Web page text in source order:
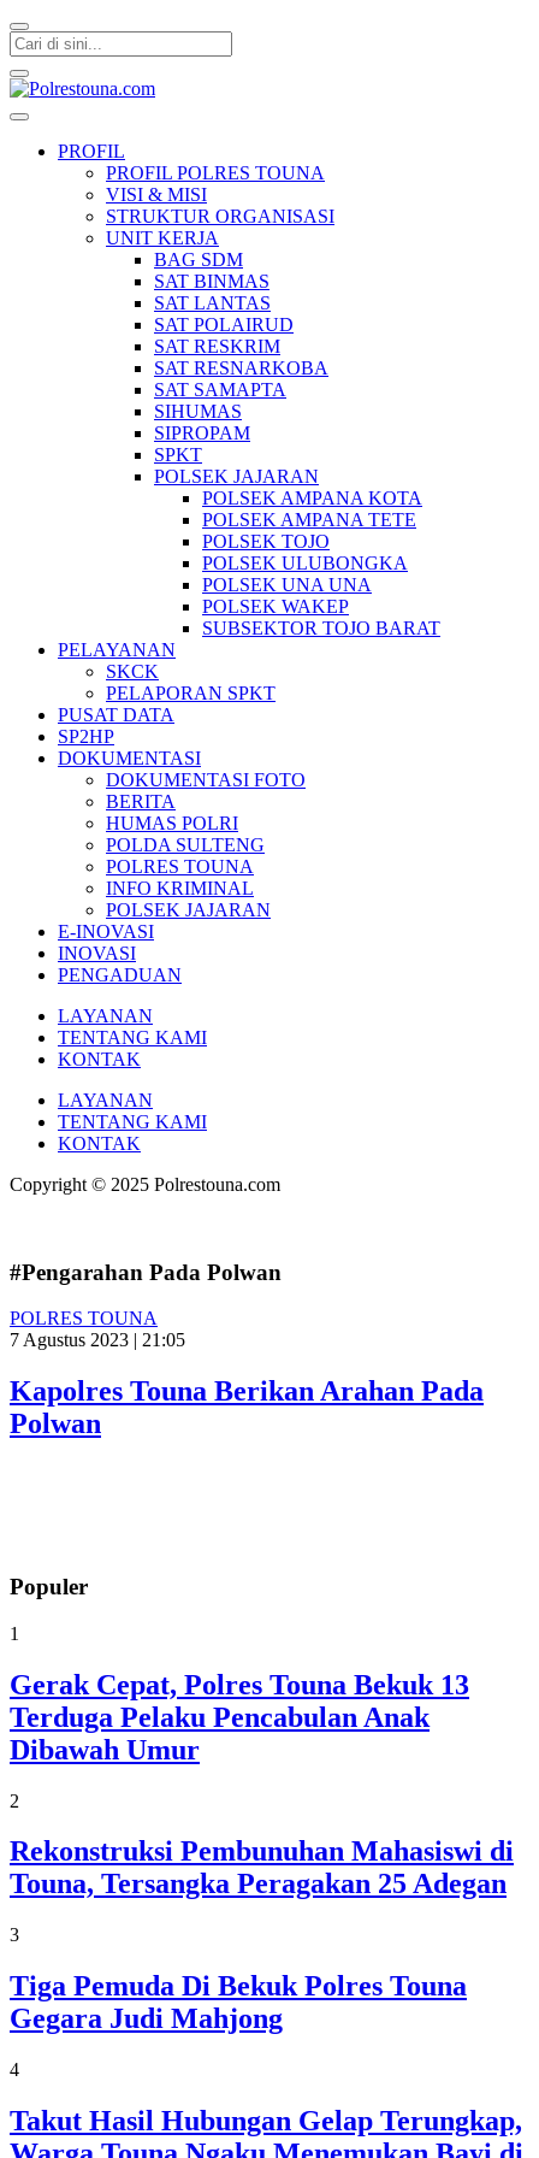
PROFIL
PROFIL POLRES TOUNA
VISI & MISI
STRUKTUR ORGANISASI
UNIT KERJA
BAG SDM
SAT BINMAS
SAT LANTAS
SAT POLAIRUD
SAT RESKRIM
SAT RESNARKOBA
SAT SAMAPTA
SIHUMAS
SIPROPAM
SPKT
POLSEK JAJARAN
POLSEK AMPANA KOTA
POLSEK AMPANA TETE
POLSEK TOJO
POLSEK ULUBONGKA
POLSEK UNA UNA
POLSEK WAKEP
SUBSEKTOR TOJO BARAT
PELAYANAN
SKCK
PELAPORAN SPKT
PUSAT DATA
SP2HP
DOKUMENTASI
DOKUMENTASI FOTO
BERITA
HUMAS POLRI
POLDA SULTENG
POLRES TOUNA
INFO KRIMINAL
POLSEK JAJARAN
E-INOVASI
INOVASI
PENGADUAN
LAYANAN
TENTANG KAMI
KONTAK
LAYANAN
TENTANG KAMI
KONTAK
Copyright © 2025 Polrestouna.com
#Pengarahan Pada Polwan
POLRES TOUNA
7 Agustus 2023 | 21:05
Kapolres Touna Berikan Arahan Pada
Polwan
Populer
1
Gerak Cepat, Polres Touna Bekuk 13
Terduga Pelaku Pencabulan Anak
Dibawah Umur
2
Rekonstruksi Pembunuhan Mahasiswi di
Touna, Tersangka Peragakan 25 Adegan
3
Tiga Pemuda Di Bekuk Polres Touna
Gegara Judi Mahjong
4
Takut Hasil Hubungan Gelap Terungkap,